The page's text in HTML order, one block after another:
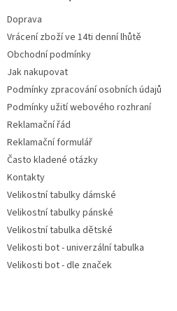
Doprava
Vrácení zboží ve 14ti denní lhůtě
Obchodní podmínky
Jak nakupovat
Podmínky zpracování osobních údajů
Podmínky užití webového rozhraní
Reklamační řád
Reklamační formulář
Často kladené otázky
Kontakty
Velikostní tabulky dámské
Velikostní tabulky pánské
Velikostní tabulka dětské
Velikosti bot - univerzální tabulka
Velikosti bot - dle značek